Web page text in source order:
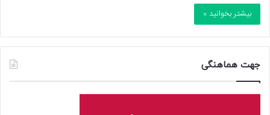
بیشتر بخوانید »
جهت هماهنگی